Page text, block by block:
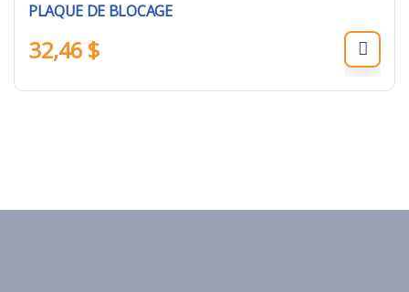
PLAQUE DE BLOCAGE
32,46 $